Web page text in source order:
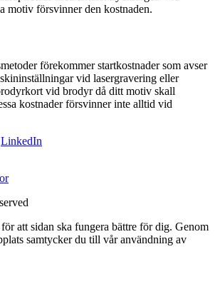
motiv försvinner den kostnaden.
förekommer startkostnader som avser
vid lasergravering eller
vid brodyr då ditt motiv skall
kostnader försvinner inte alltid vid
LinkedIn
att sidan ska fungera bättre för dig. Genom
samtycker du till vår användning av